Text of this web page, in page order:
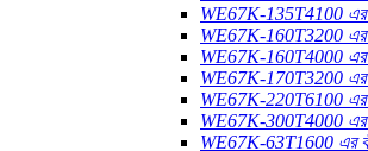
WE67K-135T4100 এর
WE67K-160T3200 এর
WE67K-160T4000 এর
WE67K-170T3200 এর
WE67K-220T6100 এর
WE67K-300T4000 এর
WE67K-63T1600 এর